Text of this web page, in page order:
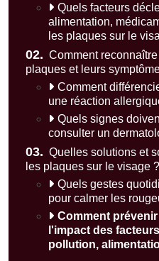
Quels facteurs
alimentation,
les plaques sur le
02. Comment
plaques et leurs
Comment
une réaction
Quels signes
consulter un
03. Quelles solutions et
les plaques sur le visage ?
Quels gestes
pour calmer les
Comment
l'impact des
pollution,